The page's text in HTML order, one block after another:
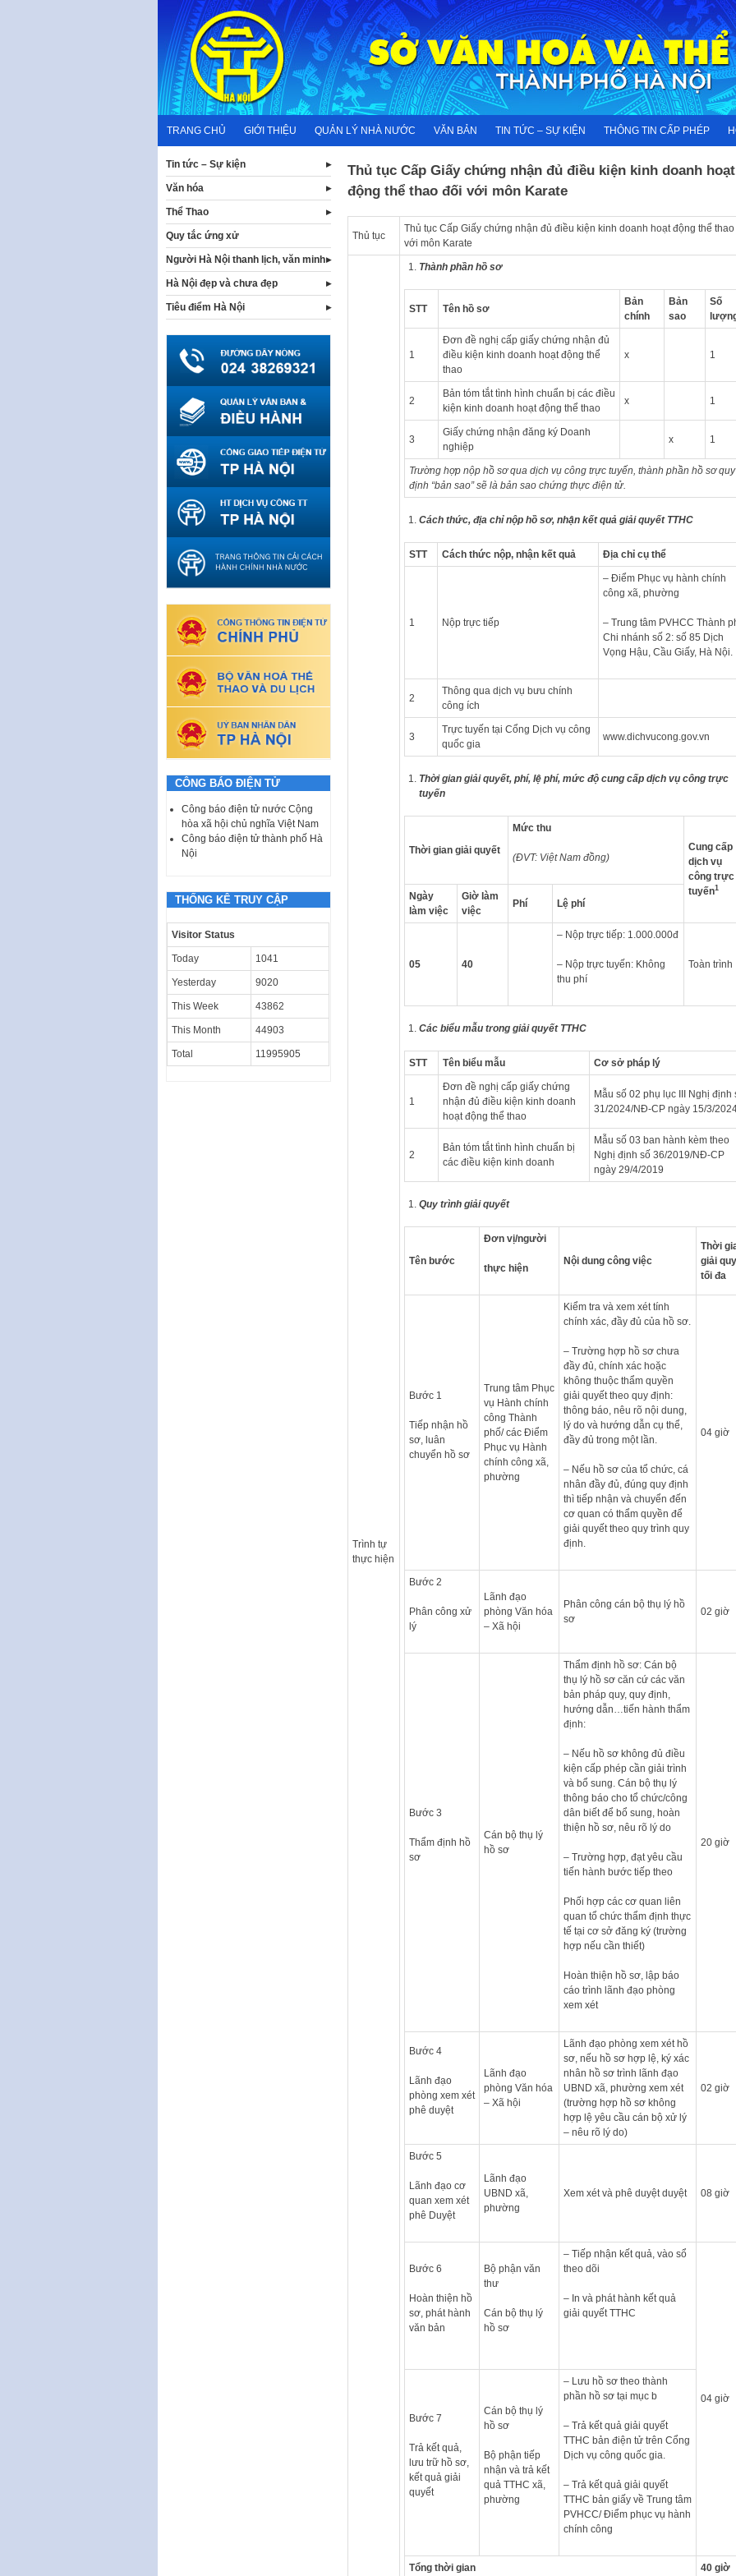
content
TRANG CHỦ GIỚI THIỆU QUẢN LÝ NHÀ NƯỚC VĂN BẢN TIN TỨC – SỰ KIỆN THÔNG TIN CẤP PHÉP
Thủ tục Cấp Giấy chứng nhận đủ điều kiện kinh doanh hoạt
động thể thao đối với môn Karate
Thủ tục
Thủ tục Cấp Giấy chứng nhận đủ điều kiện kinh doanh hoạt động thể thao
với môn Karate
Trình tự
thực hiện
Thành phần hồ sơ
STT Tên hồ sơ
Bản
chính
Bản
sao
Số
1
Đơn đề nghị cấp giấy chứng nhận đủ
điều kiện kinh doanh hoạt động thể
thao
x 1
2
Bản tóm tắt tình hình chuẩn bị các điều
kiện kinh doanh hoạt động thể thao
x 1
3
Giấy chứng nhận đăng ký Doanh
nghiệp
x 1
Trường hợp nộp hồ sơ qua dịch vụ công trực tuyến, thành phần hồ sơ quy
định “bản sao” sẽ là bản sao chứng thực điện tử.
Cách thức, địa chỉ nộp hồ sơ, nhận kết quả giải quyết TTHC
STT Cách thức nộp, nhận kết quả Địa chỉ cụ thể
1 Nộp trực tiếp
– Điểm Phục vụ hành chính
công xã, phường
– Trung tâm PVHCC Thành
Chi nhánh số 2: số 85 Dịch
Vọng Hậu, Cầu Giấy, Hà Nội.
2
Thông qua dịch vụ bưu chính
công ích
3
Trực tuyến tại Cổng Dịch vụ công
quốc gia
www.dichvucong.gov.vn
Thời gian giải quyết, phí, lệ phí, mức độ cung cấp dịch vụ công trực
tuyến
Thời gian giải quyết
Mức thu
(ĐVT: Việt Nam đồng)
Cung cấp
dịch vụ
công trực
tuyến1
Ngày
làm việc
Giờ làm
việc
Phí Lệ phí
05 40
– Nộp trực tiếp: 1.000.000đ
– Nộp trực tuyến: Không
thu phí
Toàn trình
Các biểu mẫu trong giải quyết TTHC
STT Tên biểu mẫu Cơ sở pháp lý
1
Đơn đề nghị cấp giấy chứng
nhận đủ điều kiện kinh doanh
hoạt động thể thao
Mẫu số 02 phụ lục III Nghị định
31/2024/NĐ-CP ngày 15/3/
2
Bản tóm tắt tình hình chuẩn bị
các điều kiện kinh doanh
Mẫu số 03 ban hành kèm theo
Nghị định số 36/2019/NĐ-CP
ngày 29/4/2019
Quy trình giải quyết
Tên bước
Đơn vị/người
thực hiện
Nội dung công việc
Thời
giải
tối đa
Bước 1
Tiếp nhận hồ
sơ, luân
chuyển hồ sơ
Trung tâm Phục
vụ Hành chính
công Thành
phố/ các Điểm
Phục vụ Hành
chính công xã,
phường
Kiểm tra và xem xét tính
chính xác, đầy đủ của hồ sơ.
– Trường hợp hồ sơ chưa
đầy đủ, chính xác hoặc
không thuộc thẩm quyền
giải quyết theo quy định:
thông báo, nêu rõ nội dung,
lý do và hướng dẫn cụ thể,
đầy đủ trong một lần.
– Nếu hồ sơ của tổ chức, cá
nhân đầy đủ, đúng quy định
thì tiếp nhận và chuyển đến
cơ quan có thẩm quyền để
giải quyết theo quy trình quy
định.
04 giờ
Bước 2
Phân công xử
lý
Lãnh đạo
phòng Văn hóa
– Xã hội
Phân công cán bộ thụ lý hồ
sơ
02 giờ
Bước 3
Thẩm định hồ
sơ
Cán bộ thụ lý
hồ sơ
Thẩm định hồ sơ: Cán bộ
thụ lý hồ sơ căn cứ các văn
bản pháp quy, quy định,
hướng dẫn…tiến hành thẩm
định:
– Nếu hồ sơ không đủ điều
kiện cấp phép cần giải trình
và bổ sung. Cán bộ thụ lý
thông báo cho tổ chức/công
dân biết để bổ sung, hoàn
thiện hồ sơ, nêu rõ lý do
– Trường hợp, đạt yêu cầu
tiến hành bước tiếp theo
Phối hợp các cơ quan liên
quan tổ chức thẩm định thực
tế tại cơ sở đăng ký (trường
hợp nếu cần thiết)
Hoàn thiện hồ sơ, lập báo
cáo trình lãnh đạo phòng
xem xét
20 giờ
Bước 4
Lãnh đạo
phòng xem xét
phê duyệt
Lãnh đạo
phòng Văn hóa
– Xã hội
Lãnh đạo phòng xem xét hồ
sơ, nếu hồ sơ hợp lệ, ký xác
nhân hồ sơ trình lãnh đạo
UBND xã, phường xem xét
(trường hợp hồ sơ không
hợp lệ yêu cầu cán bộ xử lý
– nêu rõ lý do)
02 giờ
Bước 5
Lãnh đạo cơ
quan xem xét
phê Duyệt
Lãnh đạo
UBND xã,
phường
Xem xét và phê duyệt duyệt 08 giờ
Bước 6
Hoàn thiện hồ
sơ, phát hành
văn bản
Bộ phận văn
thư
Cán bộ thụ lý
hồ sơ
– Tiếp nhận kết quả, vào sổ
theo dõi
– In và phát hành kết quả
giải quyết TTHC
04 giờ
Bước 7
Trả kết quả,
lưu trữ hồ sơ,
kết quả giải
quyết
Cán bộ thụ lý
hồ sơ
Bộ phận tiếp
nhận và trả kết
quả TTHC xã,
phường
– Lưu hồ sơ theo thành
phần hồ sơ tại mục b
– Trả kết quả giải quyết
TTHC bản điện tử trên Cổng
Dịch vụ công quốc gia.
– Trả kết quả giải quyết
TTHC bản giấy về Trung tâm
PVHCC/ Điểm phục vụ hành
chính công
Tổng thời gian 40 giờ
Tin tức – Sự kiện
Văn hóa
Thể Thao
Quy tắc ứng xử
Người Hà Nội thanh lịch, văn minh
Hà Nội đẹp và chưa đẹp
Tiêu điểm Hà Nội
CÔNG BÁO ĐIỆN TỬ
Công báo điện tử nước Cộng
hòa xã hội chủ nghĩa Việt Nam
Công báo điện tử thành phố Hà
Nội
THỐNG KÊ TRUY CẬP
Visitor Status
Today 1041
Yesterday 9020
This Week 43862
This Month 44903
Total 11995905